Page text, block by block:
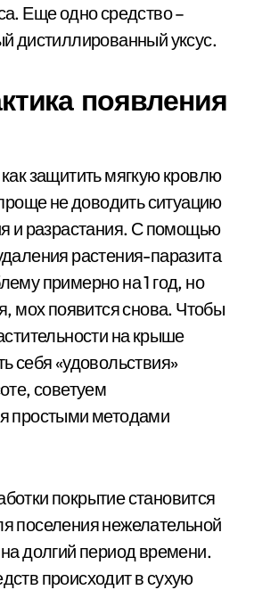
Еще одно средство –
дистиллированный уксус.
появления
защитить мягкую кровлю
не доводить ситуацию
и разрастания. С помощью
растения-паразита
примерно на 1 год, но
мох появится снова. Чтобы
на крыше
себя «удовольствия»
советуем
простыми методами
покрытие становится
поселения нежелательной
долгий период времени.
происходит в сухую